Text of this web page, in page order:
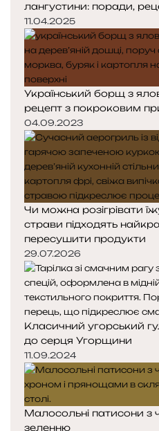
лангустини: поради,
11.04.2025
Український борщ з
рецепт з покроковим
04.09.2023
Чи можна розігрівати
страви підходять
пересушити продукти
29.07.2026
Класичний угорський
до серця Угорщини
11.09.2024
Малосольні патисони з
зеленню